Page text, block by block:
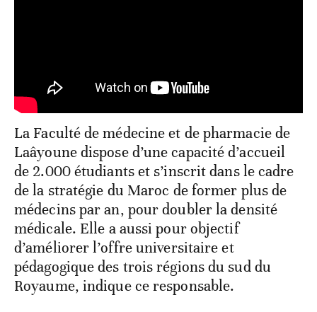
La Faculté de médecine et de pharmacie de
Laâyoune dispose d’une capacité d’accueil
de 2.000 étudiants et s’inscrit dans le cadre
de la stratégie du Maroc de former plus de
médecins par an, pour doubler la densité
médicale. Elle a aussi pour objectif
d’améliorer l’offre universitaire et
pédagogique des trois régions du sud du
Royaume, indique ce responsable.